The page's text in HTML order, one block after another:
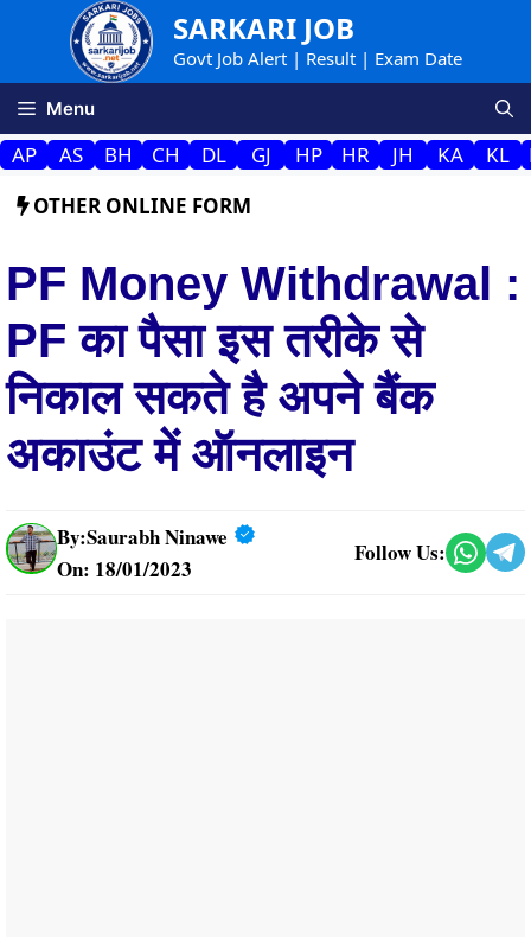
SARKARI JOB
Govt Job Alert | Result | Exam Date
Menu
AP AS BH CH DL GJ HP HR JH KA KL
OTHER ONLINE FORM
PF Money Withdrawal :
PF का पैसा इस तरीके से
निकाल सकते है अपने बैंक
अकाउंट में ऑनलाइन
By:Saurabh Ninawe
On: 18/01/2023
Follow Us: